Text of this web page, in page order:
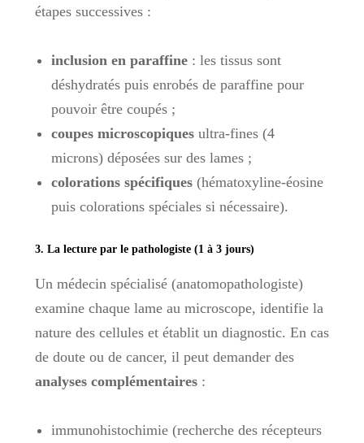
étapes successives :
inclusion en paraffine: les tissus sont
déshydratés puis enrobés de paraffine pour
pouvoir être coupés ;
coupes microscopiquesultra-fines (4
microns) déposées sur des lames ;
colorations spécifiques(hématoxyline-éosine
puis colorations spéciales si nécessaire).
3. La lecture par le pathologiste (1 à 3 jours)
Un médecin spécialisé (anatomopathologiste)
examine chaque lame au microscope, identifie la
nature des cellules et établit un diagnostic. En cas
de doute ou de cancer, il peut demander des
analyses complémentaires:
immunohistochimie (recherche des récepteurs